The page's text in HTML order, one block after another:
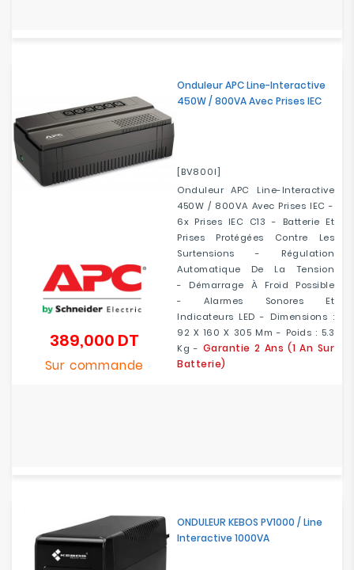
Onduleur APC Line-Interactive
450W / 800VA Avec Prises IEC
[BV800I]
Onduleur APC Line-Interactive
450W / 800VA Avec Prises IEC -
6x Prises IEC C13 - Batterie Et
Prises Protégées Contre Les
Surtensions - Régulation
Automatique De La Tension
- Démarrage À Froid Possible
- Alarmes Sonores Et
Indicateurs LED - Dimensions :
92 X 160 X 305 Mm - Poids : 5.3
Kg - Garantie 2 Ans (1 An Sur
Batterie)
389,000 DT
Sur commande
ONDULEUR KEBOS PV1000 / Line
Interactive 1000VA